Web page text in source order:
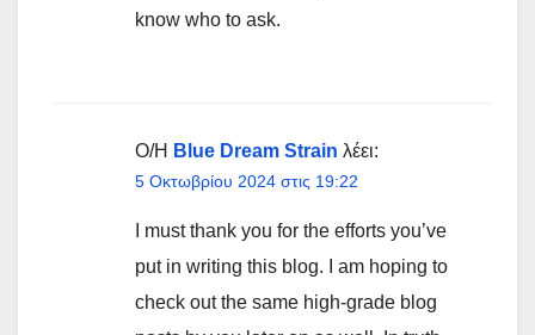
know who to ask.
Ο/Η Blue Dream Strain λέει:
5 Οκτωβρίου 2024 στις 19:22
I must thank you for the efforts you’ve
put in writing this blog. I am hoping to
check out the same high-grade blog